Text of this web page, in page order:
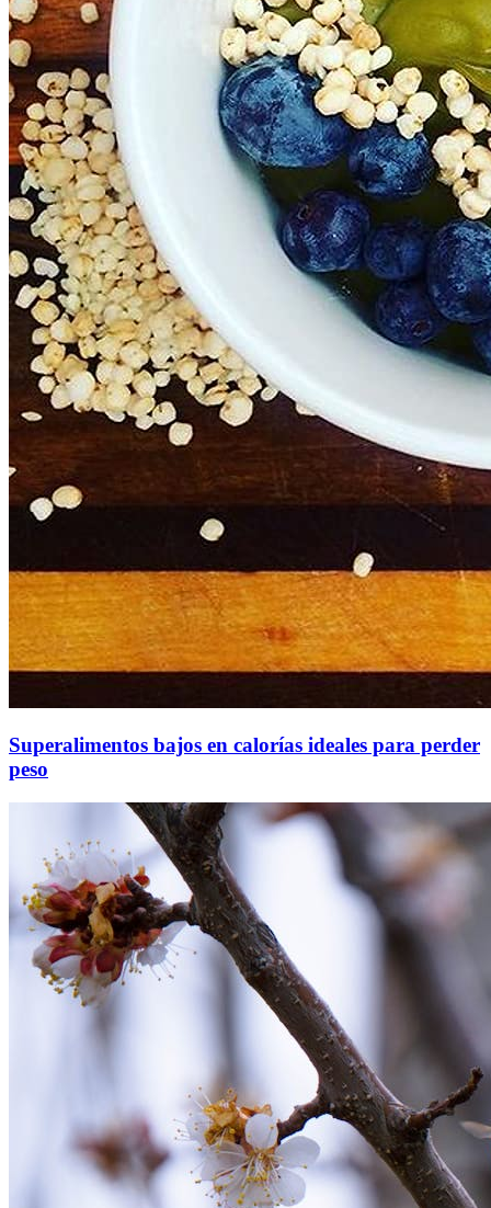
Superalimentos bajos en calorías ideales para perder
peso